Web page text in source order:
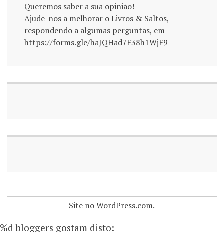
Queremos saber a sua opinião!
Ajude-nos a melhorar o Livros & Saltos,
respondendo a algumas perguntas, em
https://forms.gle/haJQHad7F38h1WjF9
Site no WordPress.com.
%d bloggers gostam disto: